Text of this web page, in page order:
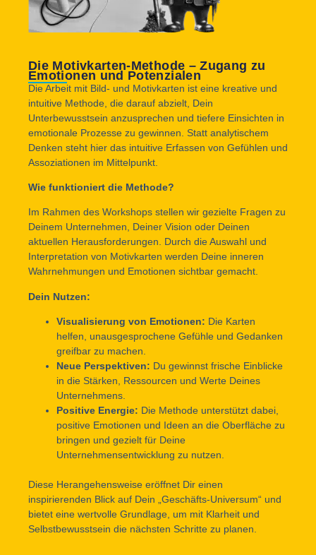
Die Motivkarten-Methode – Zugang zu
Emotionen und Potenzialen
Die Arbeit mit Bild- und Motivkarten ist eine kreative und
intuitive Methode, die darauf abzielt, Dein
Unterbewusstsein anzusprechen und tiefere Einsichten in
emotionale Prozesse zu gewinnen. Statt analytischem
Denken steht hier das intuitive Erfassen von Gefühlen und
Assoziationen im Mittelpunkt.
Wie funktioniert die Methode?
Im Rahmen des Workshops stellen wir gezielte Fragen zu
Deinem Unternehmen, Deiner Vision oder Deinen
aktuellen Herausforderungen. Durch die Auswahl und
Interpretation von Motivkarten werden Deine inneren
Wahrnehmungen und Emotionen sichtbar gemacht.
Dein Nutzen:
Visualisierung von Emotionen: Die Karten
helfen, unausgesprochene Gefühle und Gedanken
greifbar zu machen.
Neue Perspektiven: Du gewinnst frische Einblicke
in die Stärken, Ressourcen und Werte Deines
Unternehmens.
Positive Energie: Die Methode unterstützt dabei,
positive Emotionen und Ideen an die Oberfläche zu
bringen und gezielt für Deine
Unternehmensentwicklung zu nutzen.
Diese Herangehensweise eröffnet Dir einen
inspirierenden Blick auf Dein „Geschäfts-Universum“ und
bietet eine wertvolle Grundlage, um mit Klarheit und
Selbstbewusstsein die nächsten Schritte zu planen.